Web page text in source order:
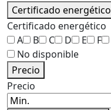
Certificado energético
Certificado energético
A
B C D E F
No disponible
Precio
Precio